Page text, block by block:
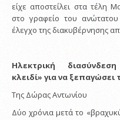
είχε αποστείλει στα τέλη
στο γραφείο του
έλεγχο της διακυβέρνησης
Ηλεκτρική
κλειδί» για να ξεπαγώσει
Της Δώρας Αντωνίου
Δύο χρόνια μετά το